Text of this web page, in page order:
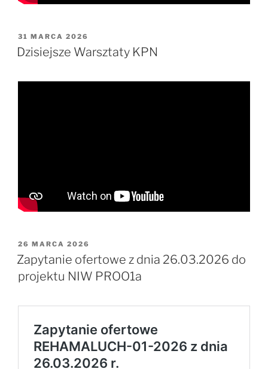
OPUBLIKOWANE
W
31 MARCA 2026
Dzisiejsze Warsztaty KPN
OPUBLIKOWANE
W
26 MARCA 2026
Zapytanie ofertowe z dnia 26.03.2026 do
projektu NIW PROO1a